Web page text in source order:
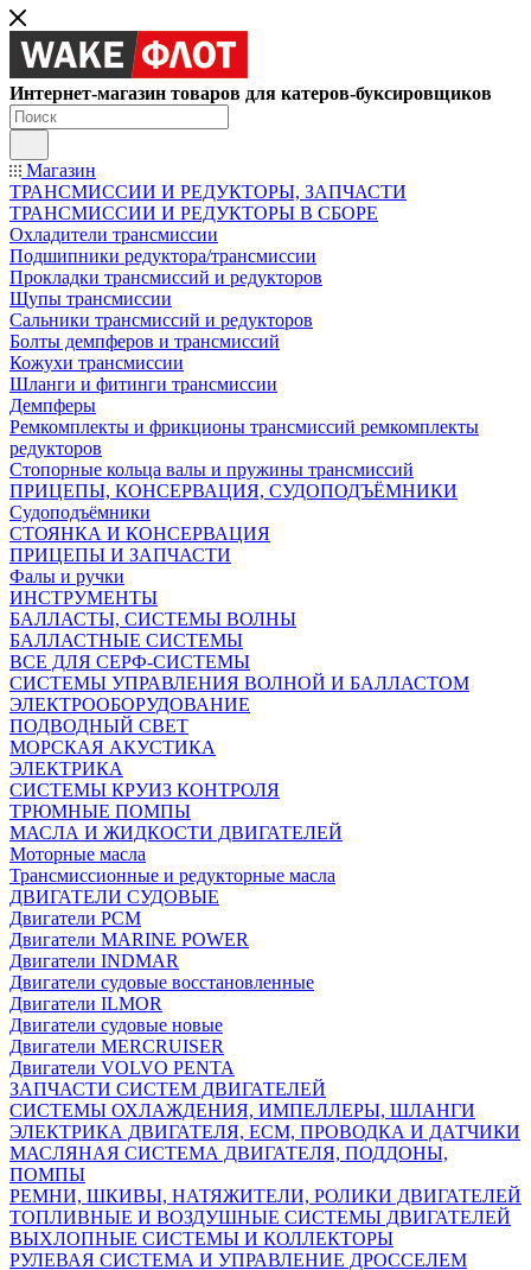
Интернет-магазин товаров для катеров-буксировщиков
Магазин
ТРАНСМИССИИ И РЕДУКТОРЫ, ЗАПЧАСТИ
ТРАНСМИССИИ И РЕДУКТОРЫ В СБОРЕ
Охладители трансмиссии
Подшипники редуктора/трансмиссии
Прокладки трансмиссий и редукторов
Щупы трансмиссии
Сальники трансмиссий и редукторов
Болты демпферов и трансмиссий
Кожухи трансмиссии
Шланги и фитинги трансмиссии
Демпферы
Ремкомплекты и фрикционы трансмиссий ремкомплекты
редукторов
Стопорные кольца валы и пружины трансмиссий
ПРИЦЕПЫ, КОНСЕРВАЦИЯ, СУДОПОДЪЁМНИКИ
Судоподъёмники
СТОЯНКА И КОНСЕРВАЦИЯ
ПРИЦЕПЫ И ЗАПЧАСТИ
Фалы и ручки
ИНСТРУМЕНТЫ
БАЛЛАСТЫ, СИСТЕМЫ ВОЛНЫ
БАЛЛАСТНЫЕ СИСТЕМЫ
ВСЕ ДЛЯ СЕРФ-СИСТЕМЫ
СИСТЕМЫ УПРАВЛЕНИЯ ВОЛНОЙ И БАЛЛАСТОМ
ЭЛЕКТРООБОРУДОВАНИЕ
ПОДВОДНЫЙ СВЕТ
МОРСКАЯ АКУСТИКА
ЭЛЕКТРИКА
СИСТЕМЫ КРУИЗ КОНТРОЛЯ
ТРЮМНЫЕ ПОМПЫ
МАСЛА И ЖИДКОСТИ ДВИГАТЕЛЕЙ
Моторные масла
Трансмиссионные и редукторные масла
ДВИГАТЕЛИ СУДОВЫЕ
Двигатели PCM
Двигатели MARINE POWER
Двигатели INDMAR
Двигатели судовые восстановленные
Двигатели ILMOR
Двигатели судовые новые
Двигатели MERCRUISER
Двигатели VOLVO PENTA
ЗАПЧАСТИ СИСТЕМ ДВИГАТЕЛЕЙ
СИСТЕМЫ ОХЛАЖДЕНИЯ, ИМПЕЛЛЕРЫ, ШЛАНГИ
ЭЛЕКТРИКА ДВИГАТЕЛЯ, ECM, ПРОВОДКА И ДАТЧИКИ
МАСЛЯНАЯ СИСТЕМА ДВИГАТЕЛЯ, ПОДДОНЫ,
ПОМПЫ
РЕМНИ, ШКИВЫ, НАТЯЖИТЕЛИ, РОЛИКИ ДВИГАТЕЛЕЙ
ТОПЛИВНЫЕ И ВОЗДУШНЫЕ СИСТЕМЫ ДВИГАТЕЛЕЙ
ВЫХЛОПНЫЕ СИСТЕМЫ И КОЛЛЕКТОРЫ
РУЛЕВАЯ СИСТЕМА И УПРАВЛЕНИЕ ДРОССЕЛЕМ